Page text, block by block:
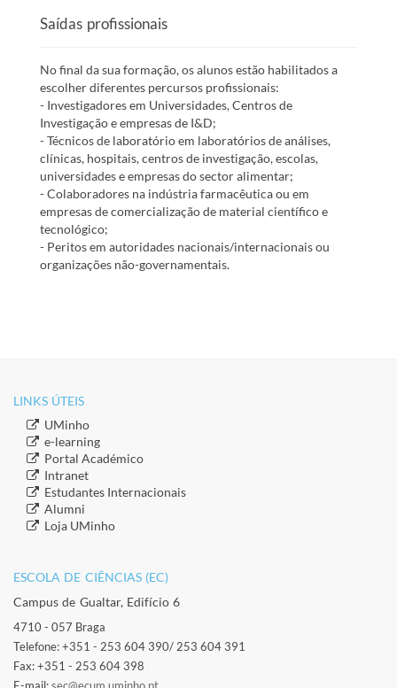
Saídas profissionais
No final da sua formação, os alunos estão habilitados a
escolher diferentes percursos profissionais:
- Investigadores em Universidades, Centros de
Investigação e empresas de I&D;
- Técnicos de laboratório em laboratórios de análises,
clínicas, hospitais, centros de investigação, escolas,
universidades e empresas do sector alimentar;
- Colaboradores na indústria farmacêutica ou em
empresas de comercialização de material científico e
tecnológico;
- Peritos em autoridades nacionais/internacionais ou
organizações não-governamentais.
LINKS ÚTEIS​
​UMinho
​e-learning
​Portal Académico
​Intranet
​Estudantes Inter​​nacionais
​Alumni
​​Loja UMinho
ESCOLA DE CIÊNCIAS (EC)​
Campus de Gualtar, Edifício 6
4710 - 057 Braga
Telefone: +351 - 253 604 390/ 253 604 391
Fax: +351 - 253 604 398